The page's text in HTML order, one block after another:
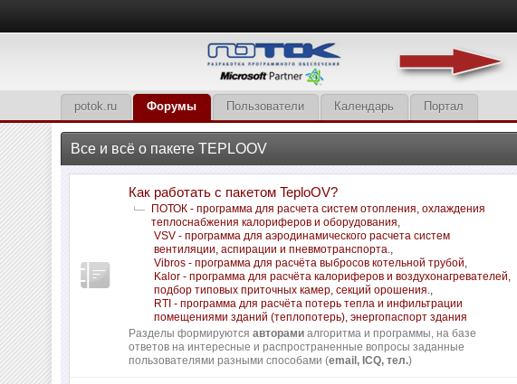
potok.ru Форумы Пользователи Календарь Портал
Все и всё о пакете TEPLOOV
Как работать с пакетом TeploOV?
ПОТОК - программа для расчета систем отопления, охлаждения
теплоснабжения калориферов и оборудования,
VSV - программа для аэродинамического расчета систем
вентиляции, аспирации и пневмотранспорта.,
Vibros - программа для расчёта выбросов котельной трубой,
Kalor - программа для расчёта калориферов и воздухонагревателей,
подбор типовых приточных камер, секций орошения.,
RTI - программа для расчёта потерь тепла и инфильтрации
помещениями зданий (теплопотерь), энергопаспорт здания
Разделы формируютсяавторами алгоритма и программы, на базе
ответов на интересные и распространенные вопросы заданные
пользователями разными способами (email, ICQ, тел.)